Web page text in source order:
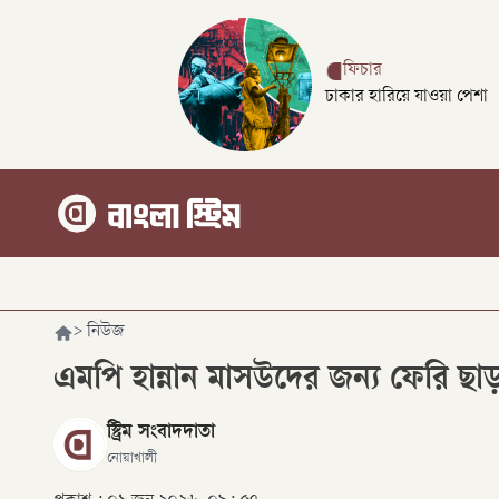
ফিচার
ঢাকার হারিয়ে যাওয়া পেশা
> নিউজ
এমপি হান্নান মাসউদের জন্য ফেরি
স্ট্রিম সংবাদদাতা
নোয়াখালী